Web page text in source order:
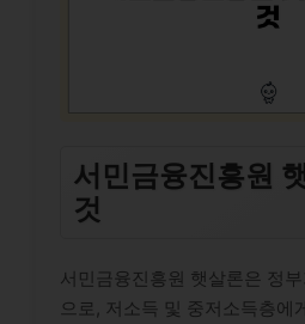
서민금융진흥원
것
서민금융진흥원 햇살론은 정
으로, 저소득 및 중저소득층에